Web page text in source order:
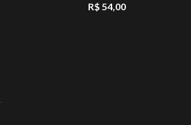
Apresentador De Slides
HOT
R$ 54,00